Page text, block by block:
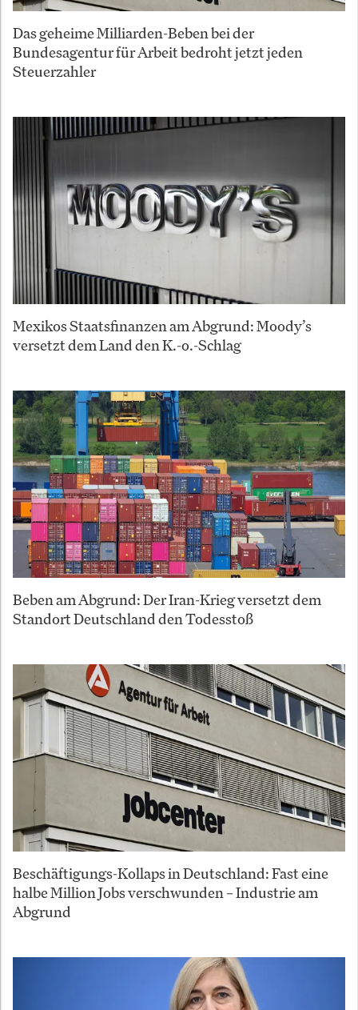
Das geheime Milliarden-Beben bei der
Bundesagentur für Arbeit bedroht jetzt jeden
Steuerzahler
Mexikos Staatsfinanzen am Abgrund: Moody’s
versetzt dem Land den K.-o.-Schlag
Beben am Abgrund: Der Iran-Krieg versetzt dem
Standort Deutschland den Todesstoß
Beschäftigungs-Kollaps in Deutschland: Fast eine
halbe Million Jobs verschwunden – Industrie am
Abgrund